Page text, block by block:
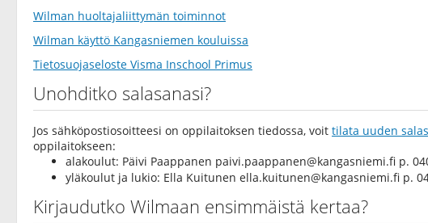
Wilman huoltajaliittymän toiminnot
Wilman käyttö Kangasniemen kouluissa
Tietosuojaseloste Visma Inschool Primus
Unohditko salasanasi?
Jos sähköpostiosoitteesi on oppilaitoksen tiedossa, voit tilata uuden
oppilaitokseen:
alakoulut: Päivi Paappanen paivi.paappanen@kangasniemi.fi p.
yläkoulut ja lukio: Ella Kuitunen ella.kuitunen@kangasniemi.fi p.
Kirjaudutko Wilmaan ensimmäistä kertaa?